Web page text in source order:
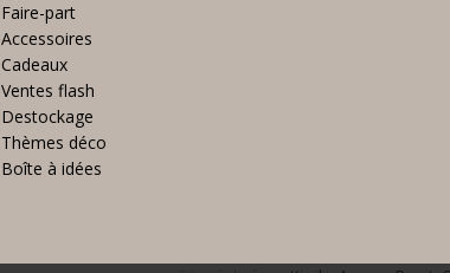
Faire-part
Accessoires
Cadeaux
Ventes flash
Destockage
Thèmes déco
Boîte à idées